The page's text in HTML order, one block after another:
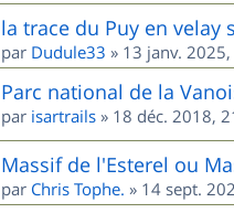
la trace du Puy en velay
par Dudule33 » 13 janv.
Parc national de la
par isartrails » 18 déc. 2018,
Massif de l'Esterel ou
par Chris Tophe. » 14 sept.